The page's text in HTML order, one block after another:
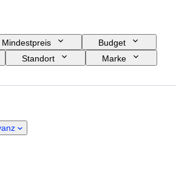
Mindestpreis
Budget
Standort
Marke
Epoche